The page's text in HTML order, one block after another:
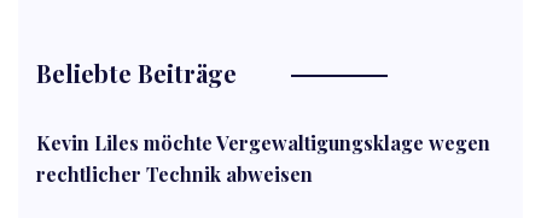
Beliebte Beiträge
Kevin Liles möchte Vergewaltigungsklage wegen
rechtlicher Technik abweisen